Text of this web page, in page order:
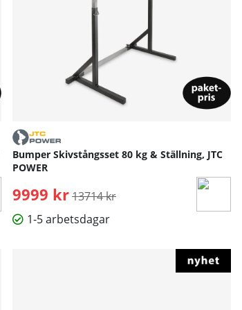
Bumper Skivstångsset 80 kg & Ställning, JTC
POWER
9999 kr Ordinarie pris:
13714 kr
1-5 arbetsdagar